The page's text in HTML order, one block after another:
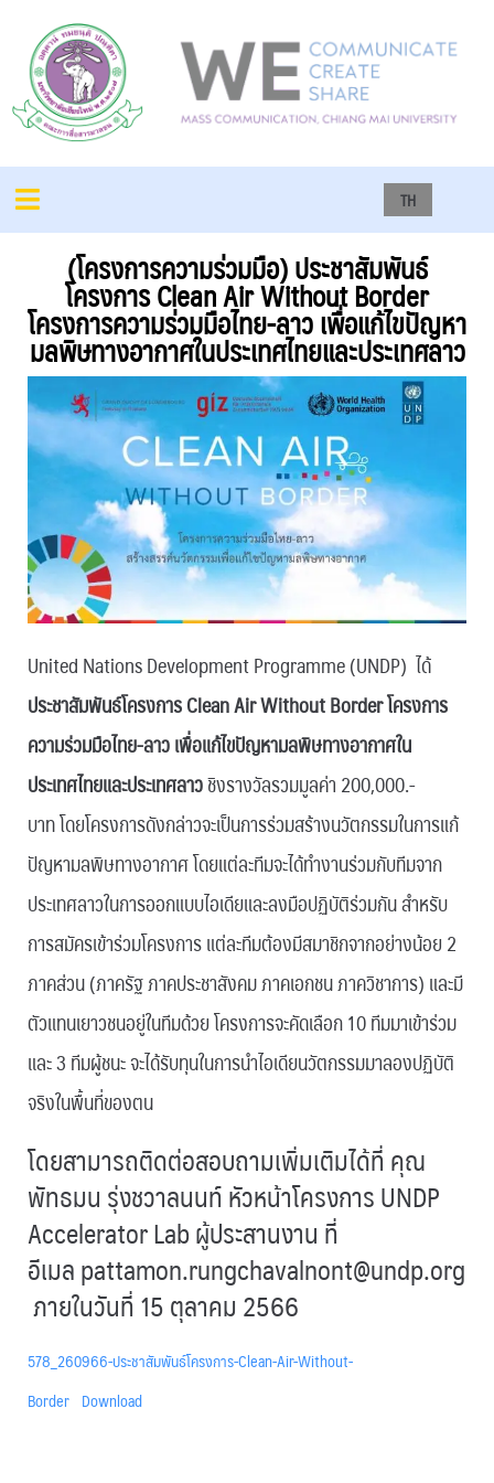
TH
(โครงการความร่วมมือ) ประชาสัมพันธ์
โครงการ Clean Air Without Border
โครงการความร่วมมือไทย-ลาว เพื่อแก้ไขปัญหา
มลพิษทางอากาศในประเทศไทยและประเทศลาว
United Nations Development Programme (UNDP) ได้
ประชาสัมพันธ์โครงการClean Air Without Border โครงการ
ความร่วมมือไทย-ลาวเพื่อแก้ไขปัญหามลพิษทางอากาศใน
ประเทศไทยและประเทศลาวชิงรางวัลรวมมูลค่า 200,000.-
บาท โดยโครงการดังกล่าวจะเป็นการร่วมสร้างนวัตกรรมในการแก้
ปัญหามลพิษทางอากาศ โดยแต่ละทีมจะได้ทำงานร่วมกับทีมจาก
ประเทศลาวในการออกแบบไอเดียและลงมือปฏิบัติร่วมกัน สำหรับ
การสมัครเข้าร่วมโครงการ แต่ละทีมต้องมีสมาชิกจากอย่างน้อย 2
ภาคส่วน (ภาครัฐ ภาคประชาสังคม ภาคเอกชน ภาควิชาการ) และมี
ตัวแทนเยาวชนอยู่ในทีมด้วย โครงการจะคัดเลือก 10 ทีมมาเข้าร่วม
และ 3 ทีมผู้ชนะ จะได้รับทุนในการนำไอเดียนวัตกรรมมาลองปฏิบัติ
จริงในพื้นที่ของตน
โดยสามารถติดต่อสอบถามเพิ่มเติมได้ที่ คุณ
พัทธมน รุ่งชวาลนนท์ หัวหน้าโครงการ UNDP
Accelerator Lab ผู้ประสานงาน ที่
อีเมลpattamon.rungchavalnont@undp.org
ภายในวันที่ 15 ตุลาคม 2566
578_260966-ประชาสัมพันธ์โครงการ-Clean-Air-Without-
Border Download